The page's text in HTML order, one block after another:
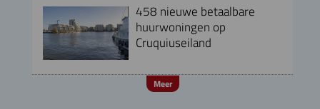
458 nieuwe betaalbare
huurwoningen op
Cruquiuseiland
Meer